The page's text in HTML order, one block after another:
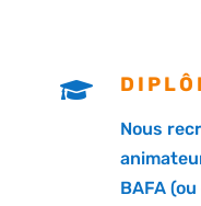

Nous
BAFA